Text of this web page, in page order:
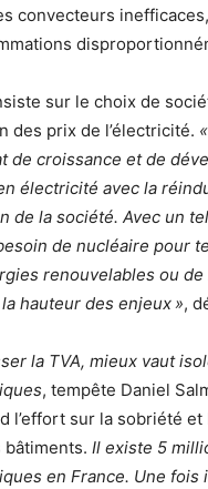
convecteurs
sur le choix de
des prix de l’électricité. «
de croissance et de
électricité avec la
de la société. Avec un
de nucléaire pour
renouvelables ou de
hauteur des enjeux»,
la TVA, mieux vaut
, tempête Daniel
l’effort sur la sobriété et
Il existe 5
en France. Une fois